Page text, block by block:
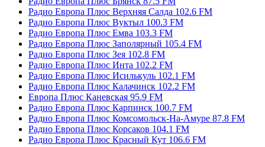
Радио Европа Плюс Верхняя Салда 102.6 FM
Радио Европа Плюс Вуктыл 100.3 FM
Радио Европа Плюс Емва 103.3 FM
Радио Европа Плюс Заполярный 105.4 FM
Радио Европа Плюс Зея 102.8 FM
Радио Европа Плюс Инта 102.2 FM
Радио Европа Плюс Исилькуль 102.1 FM
Радио Европа Плюс Калачинск 102.2 FM
Европа Плюс Каневская 95.9 FM
Радио Европа Плюс Карпинск 100.7 FM
Радио Европа Плюс Комсомольск-На-Амуре 87.8 FM
Радио Европа Плюс Корсаков 104.1 FM
Радио Европа Плюс Красный Кут 106.6 FM